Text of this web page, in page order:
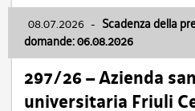
08.07.2026 - Scadenza della
domande: 06.08.2026
297/26 – Azienda
universitaria Friuli